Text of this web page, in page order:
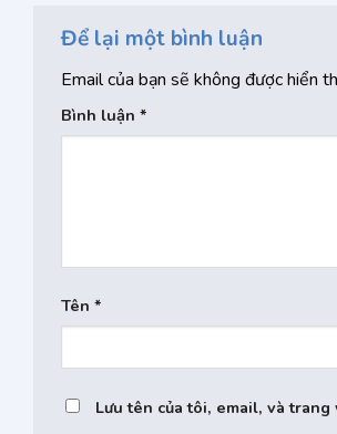
Để lại một bình luận
Email của bạn sẽ không được hiển
Bình luận *
Tên *
Lưu tên của tôi, email, và